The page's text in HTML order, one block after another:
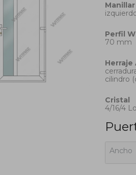
Manillar
Perfil
70 mm
Herraje
cilindro
Cristal
4/16/4
Ancho